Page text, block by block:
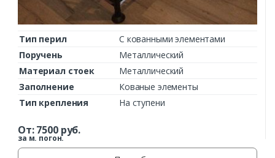
Тип перил
С кованными элементами
Поручень
Металлический
Материал стоек
Металлический
Заполнение
Кованые элементы
Тип крепления
На ступени
От:7500руб.
за м. погон.